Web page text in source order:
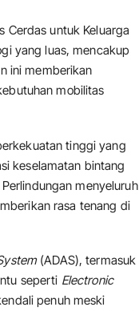
Cerdas untuk Keluarga
yang luas, mencakup
ini memberikan
mobilitas
tinggi yang
keselamatan bintang
menyeluruh
rasa tenang di
(ADAS), termasuk
seperti Electronic
penuh meski